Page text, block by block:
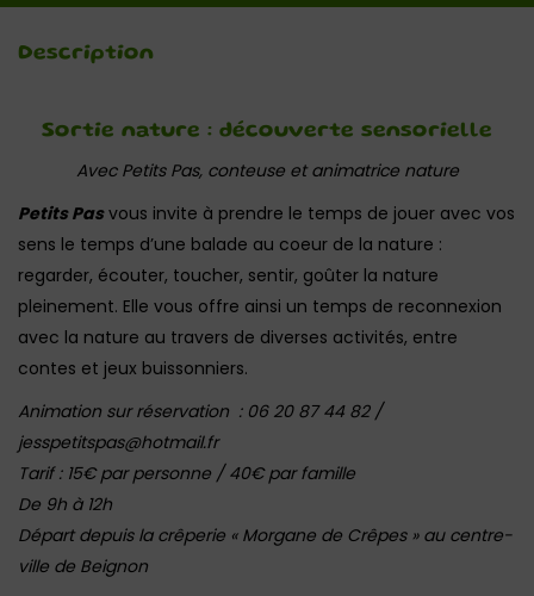
Description
Sortie nature : découverte sensorielle
Avec Petits Pas, conteuse et animatrice nature
Petits Pasvous invite à prendre le temps de jouer avec vos
sens le temps d’une balade au coeur de la nature :
regarder, écouter, toucher, sentir, goûter la nature
pleinement. Elle vous offre ainsi un temps de reconnexion
avec la nature au travers de diverses activités, entre
contes et jeux buissonniers.
Animation sur réservation : 06 20 87 44 82 /
jesspetitspas@hotmail.fr
Tarif : 15€ par personne / 40€ par famille
De 9h à 12h
Départ depuis la crêperie « Morgane de Crêpes » au centre-
ville de Beignon